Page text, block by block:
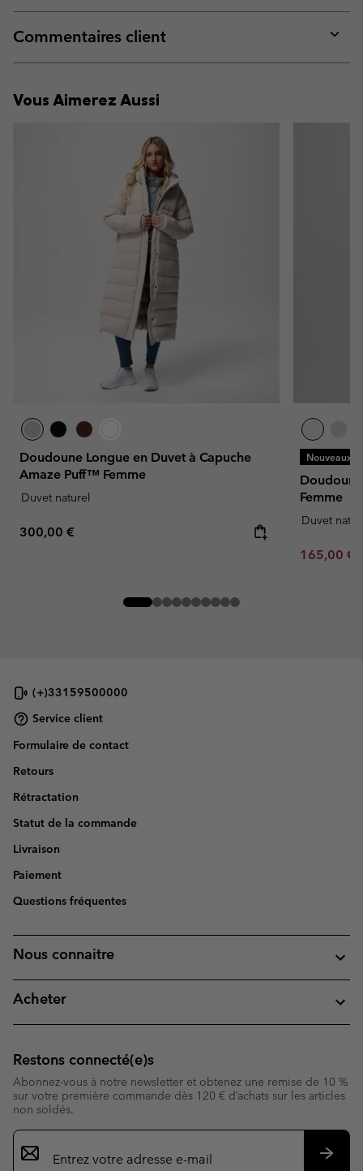
or
Commentaires client
or
Vous Aimerez Aussi
Doudoune Longue en Duvet à Capuche
Amaze Puff™ Femme
Duvet naturel
Regular price:
300,00 €
Nouveaux
Femme
Duvet
Minimum
165,00 €
(+)33159500000
Service client
Formulaire de contact
Retours
Rétractation
Statut de la commande
Livraison
Paiement
Questions fréquentes
Nous connaitre
Acheter
Restons connecté(e)s
Abonnez-vous à notre newsletter et obtenez une remise de 10 %
sur votre première commande dès 120 € d’achats sur les articles
non soldés.
Inscription
par